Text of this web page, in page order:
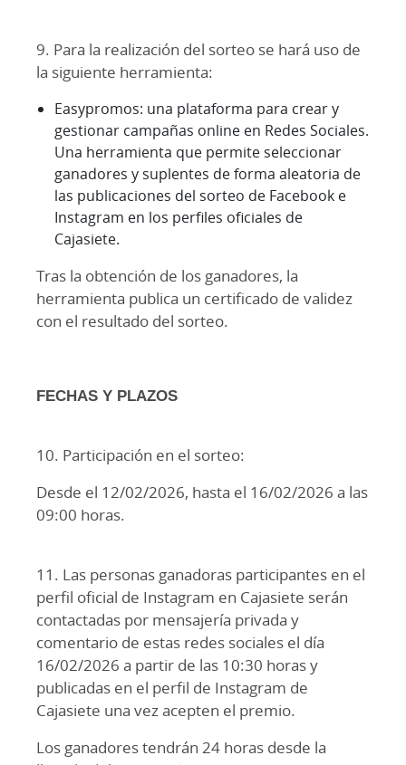
9. Para la realización del sorteo se hará uso de
la siguiente herramienta:
Easypromos: una plataforma para crear y
gestionar campañas online en Redes Sociales.
Una herramienta que permite seleccionar
ganadores y suplentes de forma aleatoria de
las publicaciones del sorteo de Facebook e
Instagram en los perfiles oficiales de
Cajasiete.
Tras la obtención de los ganadores, la
herramienta publica un certificado de validez
con el resultado del sorteo.
FECHAS Y PLAZOS
10. Participación en el sorteo:
Desde el 12/02/2026, hasta el 16/02/2026 a las
09:00 horas.
11. Las personas ganadoras participantes en el
perfil oficial de Instagram en Cajasiete serán
contactadas por mensajería privada y
comentario de estas redes sociales el día
16/02/2026 a partir de las 10:30 horas y
publicadas en el perfil de Instagram de
Cajasiete una vez acepten el premio.
Los ganadores tendrán 24 horas desde la